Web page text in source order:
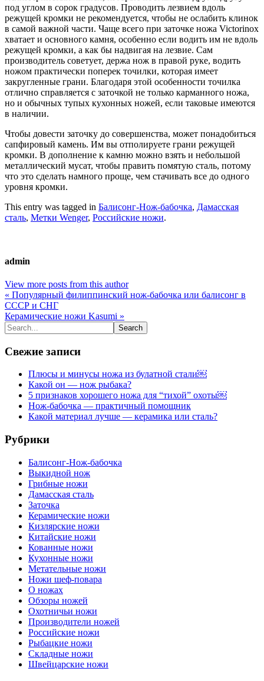
под углом в сорок градусов. Проводить лезвием вдоль
режущей кромки не рекомендуется, чтобы не ослабить клинок
в самой важной части. Чаще всего при заточке ножа Victorinox
хватает и основного камня, особенно если водить им не вдоль
режущей кромки, а как бы надвигая на лезвие. Сам
производитель советует, держа нож в правой руке, водить
ножом практически поперек точилки, которая имеет
закругленные грани. Благодаря этой особенности точилка
отлично справляется с заточкой не только карманного ножа,
но и обычных тупых кухонных ножей, если таковые имеются
в наличии.
Чтобы довести заточку до совершенства, может понадобиться
сапфировый камень. Им вы отполируете грани режущей
кромки. В дополнение к камню можно взять и небольшой
металлический мусат, чтобы править помятую сталь, потому
что это сделать намного проще, чем стачивать все до одного
уровня кромки.
This entry was tagged in Балисонг-Нож-бабочка, Дамасская
сталь, Метки Wenger, Российские ножи.
admin
View more posts from this author
« Популярный филиппинский нож-бабочка или балисонг в
СССР и СНГ
Керамические ножи Kasumi »
Свежие записи
Плюсы и минусы ножа из булатной стали￼
Какой он — нож рыбака?
5 признаков хорошего ножа для “тихой” охоты￼
Нож-бабочка — практичный помощник
Какой материал лучше — керамика или сталь?
Рубрики
Балисонг-Нож-бабочка
Выкидной нож
Грибные ножи
Дамасская сталь
Заточка
Керамические ножи
Кизлярские ножи
Китайские ножи
Кованные ножи
Кухонные ножи
Метательные ножи
Ножи шеф-повара
О ножах
Обзоры ножей
Охотничьи ножи
Производители ножей
Российские ножи
Рыбацкие ножи
Складные ножи
Швейцарские ножи